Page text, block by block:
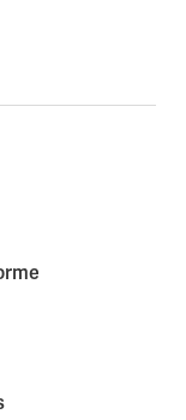
d'accueil